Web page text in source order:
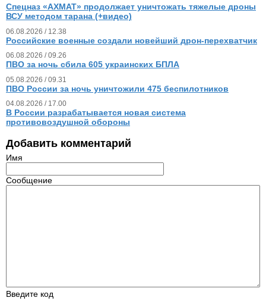
Спецназ «АХМАТ» продолжает уничтожать тяжелые дроны
ВСУ методом тарана (+видео)
06.08.2026 / 12.38
Российские военные создали новейший дрон-перехватчик
06.08.2026 / 09.26
ПВО за ночь сбила 605 украинских БПЛА
05.08.2026 / 09.31
ПВО России за ночь уничтожили 475 беспилотников
04.08.2026 / 17.00
В России разрабатывается новая система
противовоздушной обороны
Добавить комментарий
Имя
Сообщение
Введите код